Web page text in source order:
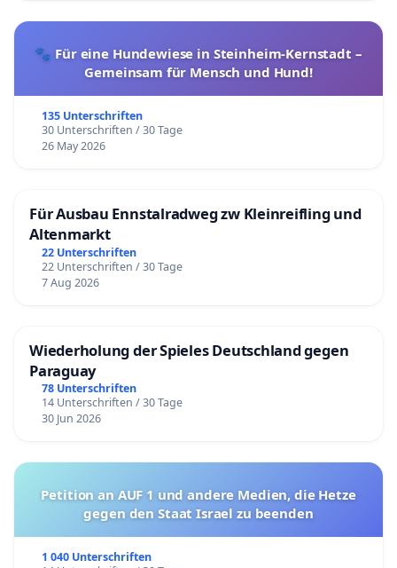
🐾 Für eine Hundewiese in Steinheim-Kernstadt –
Gemeinsam für Mensch und Hund!
135 Unterschriften
30 Unterschriften / 30 Tage
26 May 2026
Für Ausbau Ennstalradweg zw Kleinreifling und
Altenmarkt
22 Unterschriften
22 Unterschriften / 30 Tage
7 Aug 2026
Wiederholung der Spieles Deutschland gegen
Paraguay
78 Unterschriften
14 Unterschriften / 30 Tage
30 Jun 2026
Petition an AUF 1 und andere Medien, die Hetze
gegen den Staat Israel zu beenden
1 040 Unterschriften